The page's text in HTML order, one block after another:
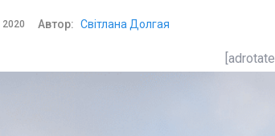
2020 Автор: Світлана Долгая